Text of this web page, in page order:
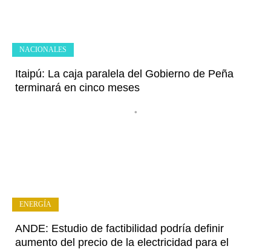
Itaipú: La caja paralela del Gobierno de Peña
terminará en cinco meses
•
NACIONALES
ANDE: Estudio de factibilidad podría definir
aumento del precio de la electricidad para el
ENERGÍA